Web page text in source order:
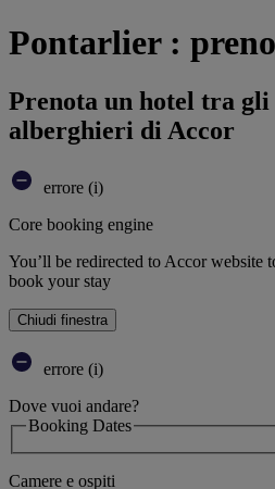
Pontarlier :
Prenota un hotel tra
alberghieri di Accor
errore (i)
Core booking engine
You’ll be redirected to Accor website
book your stay
Chiudi finestra
errore (i)
Dove vuoi andare?
Booking Dates
Camere e ospiti